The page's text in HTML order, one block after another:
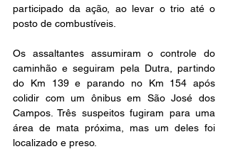
participado da ação, ao levar o trio até o
posto de combustíveis.
Os assaltantes assumiram o controle do
caminhão e seguiram pela Dutra, partindo
do Km 139 e parando no Km 154 após
colidir com um ônibus em São José dos
Campos. Três suspeitos fugiram para uma
área de mata próxima, mas um deles foi
localizado e preso.